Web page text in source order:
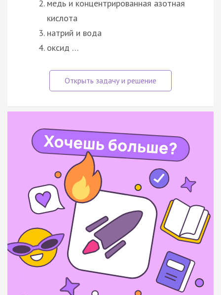
медь и концентрированная азотная
кислота
натрий и вода
оксид …